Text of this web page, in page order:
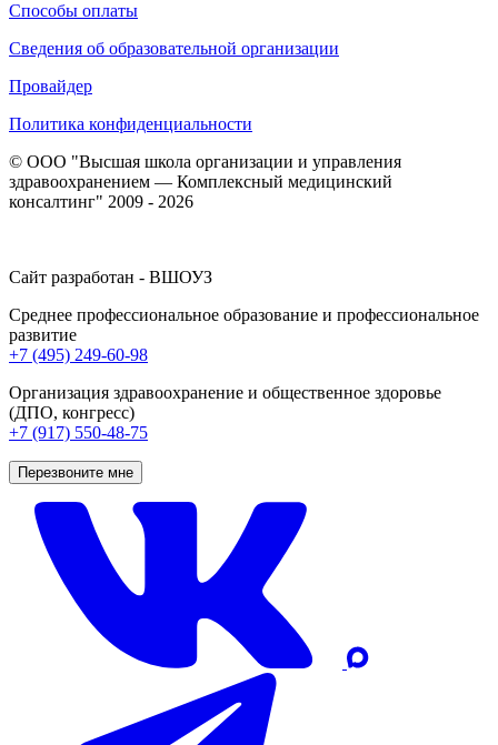
Способы оплаты
Сведения об образовательной организации
Провайдер
Политика конфиденциальности
© ООО "Высшая школа организации и управления
здравоохранением — Комплексный медицинский
консалтинг" 2009 - 2026
Сайт разработан - ВШОУЗ
Среднее профессиональное образование и профессиональное
развитие
+7 (495) 249-60-98
Организация здравоохранение и общественное здоровье
(ДПО, конгресс)
+7 (917) 550-48-75
Перезвоните мне